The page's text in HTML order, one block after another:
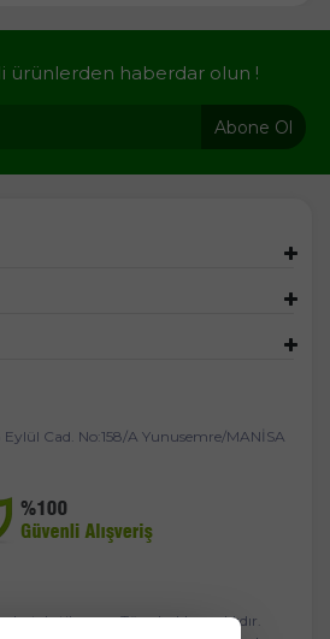
ürünlerden haberdar olun !
Abone Ol
Cad. No:158/A Yunusemre/MANİSA
- Tüm hakları saklıdır.